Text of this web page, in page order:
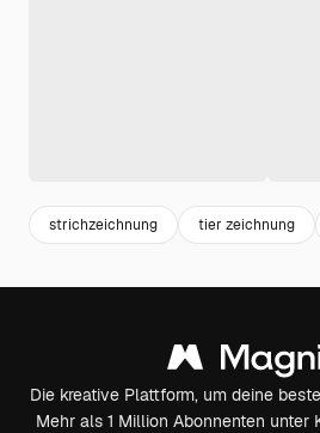
strichzeichnung tier zeichnung
Die kreative Plattform, um deine
Mehr als 1 Million Abonnenten unter